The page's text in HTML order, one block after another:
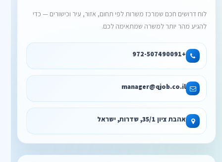
לוח דרושים חכם שמרכז משרות לפי תחום, אזור, עיר וכישורים — כדי
להגיע מהר יותר למשרה שמתאימה לכם.
+972-507490091
manager@qjob.co.il
אהבת ציון 35/1, שדרות, ישראל